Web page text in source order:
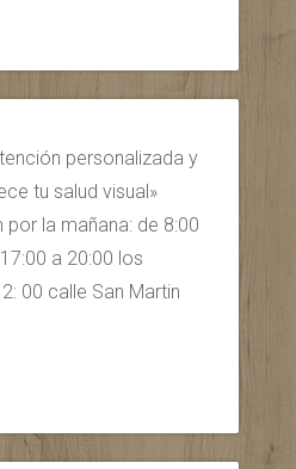
personalizada y
tu salud visual»
la mañana: de 8:00
a 20:00 los
00 calle San Martin